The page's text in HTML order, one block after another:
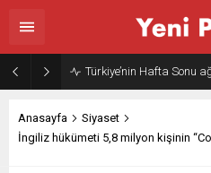
Türkiye’nin Hafta Sonu
Anasayfa
Siyaset
İngiliz hükümeti 5,8 milyon kişinin